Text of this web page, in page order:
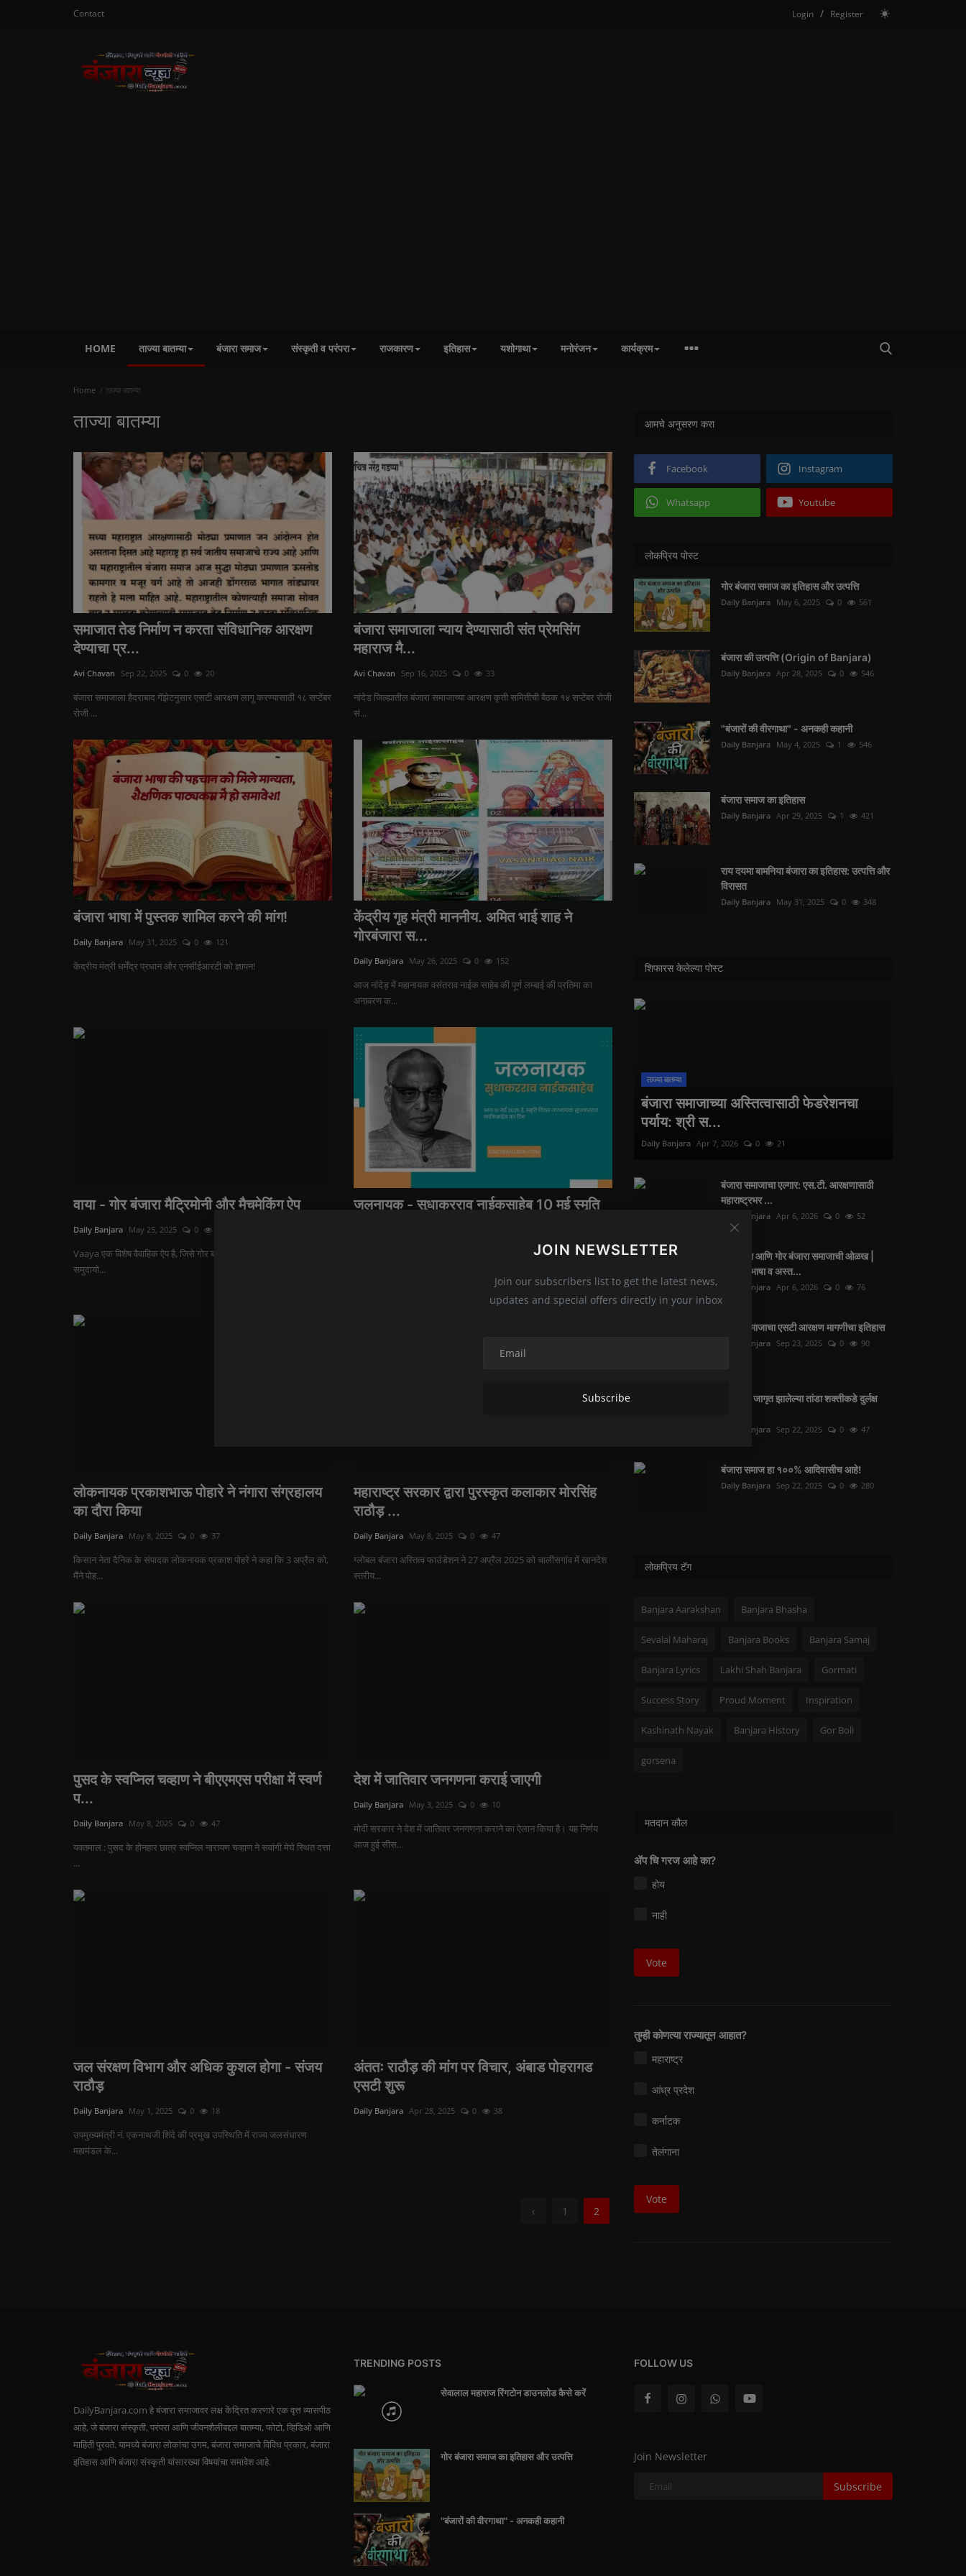
Contact Login / Register
HOME ताज्या बातम्या बंजारा समाज संस्कृती व परंपरा राजकारण इतिहास यशोगाथा मनोरंजन कार्यक्रम
JOIN NEWSLETTER
Join our subscribers list to get the latest news,
updates and special offers directly in your inbox
Subscribe
Home ताज्या बातम्या
ताज्या बातम्या
समाजात तेड निर्माण न करता संविधानिक आरक्षण
देण्याचा प्र...
Avi Chavan Sep 22, 2025 0 20
बंजारा समाजाला हैदराबाद गॅझेटनुसार एसटी आरक्षण लागू करण्यासाठी १८ सप्टेंबर
रोजी ...
बंजारा समाजाला न्याय देण्यासाठी संत प्रेमसिंग
महाराज मै...
Avi Chavan Sep 16, 2025 0 33
नांदेड जिल्ह्यातील बंजारा समाजाच्या आरक्षण कृती समितीची बैठक १४ सप्टेंबर रोजी
सं...
बंजारा भाषा में पुस्तक शामिल करने की मांग!
Daily Banjara May 31, 2025 0 121
केंद्रीय मंत्री धर्मेंद्र प्रधान और एनसीईआरटी को ज्ञापन!
केंद्रीय गृह मंत्री माननीय. अमित भाई शाह ने
गोरबंजारा स...
Daily Banjara May 26, 2025 0 152
आज नांदेड़ में महानायक वसंतराव नाईक साहेब की पूर्ण लम्बाई की प्रतिमा का
अनावरण क...
वाया - गोर बंजारा मैट्रिमोनी और मैचमेकिंग ऐप
Daily Banjara May 25, 2025 0
Vaaya एक विशेष वैवाहिक ऐप है, जिसे गोर बंजारा, गोरमाटी, लंबाडी और सुगाली
समुदायो...
जलनायक - सुधाकरराव नाईकसाहेब 10 मई स्मृति
लोकनायक प्रकाशभाऊ पोहारे ने नंगारा संग्रहालय
का दौरा किया
Daily Banjara May 8, 2025 0 37
किसान नेता दैनिक के संपादक लोकनायक प्रकाश पोहरे ने कहा कि 3 अप्रैल को,
मैंने पोह...
महाराष्ट्र सरकार द्वारा पुरस्कृत कलाकार मोरसिंह
राठौड़ ...
Daily Banjara May 8, 2025 0 47
ग्लोबल बंजारा अस्तित्व फाउंडेशन ने 27 अप्रैल 2025 को चालीसगांव में खानदेश
स्तरीय...
पुसद के स्वप्निल चव्हाण ने बीएएमएस परीक्षा में स्वर्ण
प...
Daily Banjara May 8, 2025 0 47
यवतमाल : पुसद के होनहार छात्र स्वप्निल नारायण चव्हाण ने सवांगी मेघे स्थित दत्ता
...
देश में जातिवार जनगणना कराई जाएगी
Daily Banjara May 3, 2025 0 10
मोदी सरकार ने देश में जातिवार जनगणना कराने का ऐलान किया है। यह निर्णय
आज हुई सीस...
जल संरक्षण विभाग और अधिक कुशल होगा - संजय
राठौड़
Daily Banjara May 1, 2025 0 18
उपमुख्यमंत्री नं. एकनाथजी शिंदे की प्रमुख उपस्थिति में राज्य जलसंधारण
महामंडल के...
अंततः राठौड़ की मांग पर विचार, अंबाड पोहरागड
एसटी शुरू
Daily Banjara Apr 28, 2025 0 38
‹ 1 2
आमचे अनुसरण करा
Facebook Instagram
Whatsapp Youtube
लोकप्रिय पोस्ट
गोर बंजारा समाज का इतिहास और उत्पत्ति
Daily Banjara May 6, 2025 0 561
बंजारा की उत्पत्ति (Origin of Banjara)
Daily Banjara Apr 28, 2025 0 546
"बंजारों की वीरगाथा" - अनकही कहानी
Daily Banjara May 4, 2025 1 546
बंजारा समाज का इतिहास
Daily Banjara Apr 29, 2025 1 421
राय दयमा बामनिया बंजारा का इतिहास: उत्पत्ति और
विरासत
Daily Banjara May 31, 2025 0 348
शिफारस केलेल्या पोस्ट
ताज्या बातम्या
बंजारा समाजाच्या अस्तित्वासाठी फेडरेशनचा
पर्याय: श्री स...
Daily Banjara Apr 7, 2026 0 21
बंजारा समाजाचा एल्गार: एस.टी. आरक्षणासाठी
महाराष्ट्रभर ...
Daily Banjara Apr 6, 2026 0 52
जनगणना आणि गोर बंजारा समाजाची ओळख |
गोरबोली भाषा व अस्त...
Daily Banjara Apr 6, 2026 0 76
बंजारा समाजाचा एसटी आरक्षण मागणीचा इतिहास
Daily Banjara Sep 23, 2025 0 90
सरकारने जागृत झालेल्या तांडा शक्तीकडे दुर्लक्ष
Daily Banjara Sep 22, 2025 0 47
बंजारा समाज हा १००% आदिवासीच आहे!
Daily Banjara Sep 22, 2025 0 280
लोकप्रिय टॅग
Banjara Aarakshan Banjara Bhasha
Sevalal Maharaj Banjara Books Banjara Samaj
Banjara Lyrics Lakhi Shah Banjara Gormati
Success Story Proud Moment Inspiration
Kashinath Nayak Banjara History Gor Boli
gorsena
मतदान कौल
ॲप चि गरज आहे का?
होय
नाही
Vote
तुम्ही कोणत्या राज्यातून आहात?
महाराष्ट्र
आंध्र प्रदेश
कर्नाटक
तेलंगाना
Vote
DailyBanjara.com हे बंजारा समाजावर लक्ष केंद्रित करणारे एक वृत्त व्यासपीठ
आहे, जे बंजारा संस्कृती, परंपरा आणि जीवनशैलीबद्दल बातम्या, फोटो, व्हिडिओ आणि
माहिती पुरवते. यामध्ये बंजारा लोकांचा उगम, बंजारा समाजाचे विविध प्रकार, बंजारा
इतिहास आणि बंजारा संस्कृती यांसारख्या विषयांचा समावेश आहे.
TRENDING POSTS
सेवालाल महाराज रिंगटोन डाउनलोड कैसे करें
गोर बंजारा समाज का इतिहास और उत्पत्ति
"बंजारों की वीरगाथा" - अनकही कहानी
FOLLOW US
Join Newsletter
Subscribe